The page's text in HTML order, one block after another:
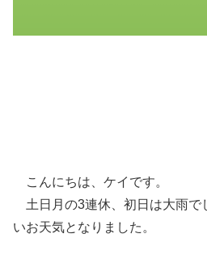
こんにちは、ケイです。
土日月の3連休、初日は大雨で
いお天気となりました。